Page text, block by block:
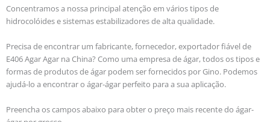
Concentramos a nossa principal atenção em vários tipos de
hidrocolóides e sistemas estabilizadores de alta qualidade.
Precisa de encontrar um fabricante, fornecedor, exportador fiável de
E406 Agar Agar na China? Como uma empresa de ágar, todos os tipos e
formas de produtos de ágar podem ser fornecidos por Gino. Podemos
ajudá-lo a encontrar o ágar-ágar perfeito para a sua aplicação.
Preencha os campos abaixo para obter o preço mais recente do ágar-